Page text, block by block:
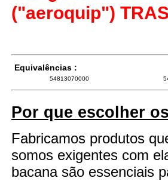
("aeroquip")
Equivalências :
54813070000
Por que escolher
Fabricamos produtos
somos exigentes com
bacana são essenciais